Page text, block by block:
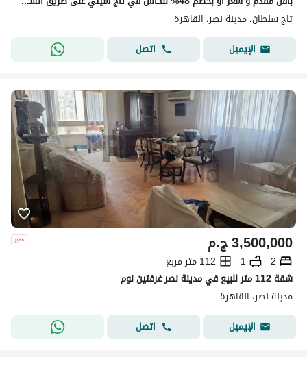
تاج سلطان، مدينة نصر، القاهرة
الإيميل
اتصل
ج.م3,500,000
2
1
112 متر مربع
شقة 112 متر للبيع في مدينة نصر غرفتين نوم
مدينة نصر، القاهرة
الإيميل
اتصل